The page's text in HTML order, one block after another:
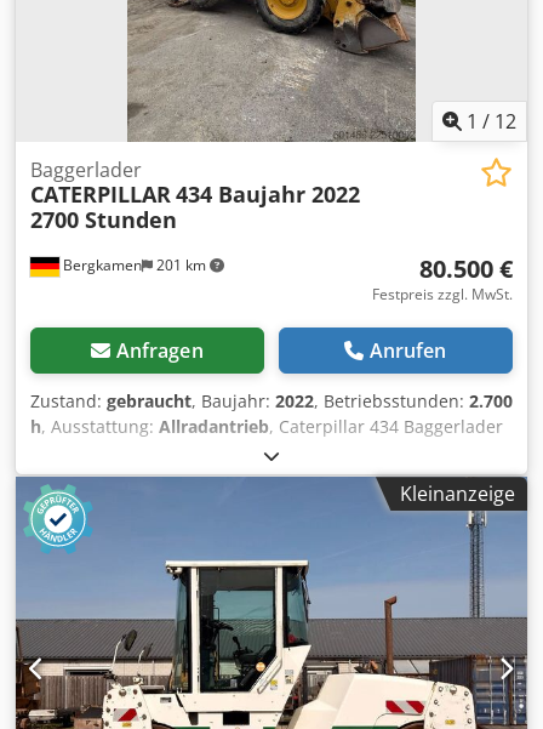
Powertrain Max Travel Speed 6.2 mph Drive 4WD Steer
Modes Yes Engine Horsepower 546 HP Engine
Manufacturer CATERPILLAR Engine Tier USA Tier 3
Shipping Dimensions Shipping Length 405 in Dcjdpfx Acjx
Sxmyj Eok Shipping Width 115 in Shipping Height 141 in
Shipping Weight 62,611 lb
1 / 12
Bergkamen 201 km
Baggerlader
CATERPILLAR434 Baujahr 2022
2700 Stunden
80.500 €
Festpreis zzgl. MwSt.
Anfragen Anrufen
Zustand: gebraucht, Baujahr: 2022, Betriebsstunden: 2.700
h, Ausstattung: Allradantrieb, Caterpillar 434 Baggerlader
2700 Stunden * Modellnummer: 434 * Baujahr: 2022 *
Betriebsgewicht: 9.520 kg Djdpfx Acozr Tqws Ejck * Top
Zustand
Kleinanzeige